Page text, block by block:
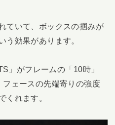
ていて、ボックスの掴みが
う効果があります。
」がフレームの「10時」
フェースの先端寄りの強度
くれます。